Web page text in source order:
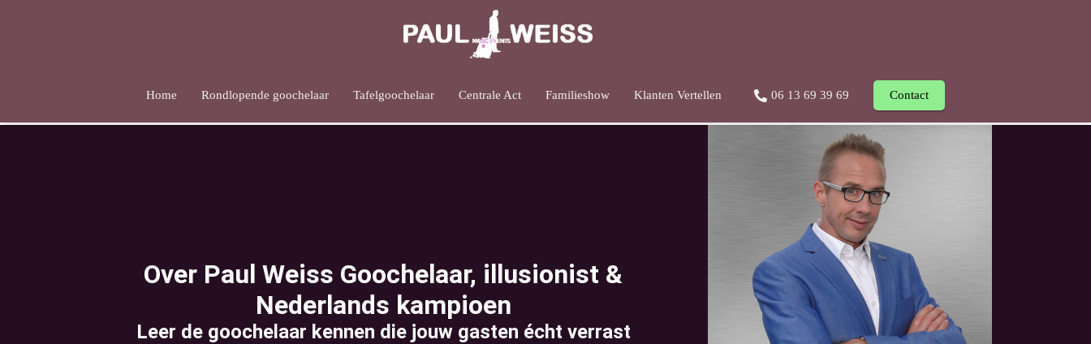
Home Rondlopende goochelaar Tafelgoochelaar Centrale Act Familieshow Klanten Vertellen 06 13 69 39 69 Contact
Over Paul Weiss Goochelaar, illusionist &
Nederlands kampioen
Leer de goochelaar kennen die jouw gasten écht verrast